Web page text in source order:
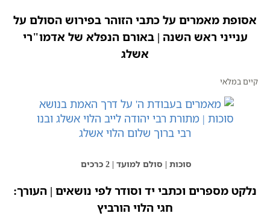
אסופת מאמרים על כתבי הזוהר בפירוש הסולם על
ענייני ראש השנה | באורם הנפלא של אדמו"רי
אשלג
קיים במלאי
סוכות | סולם למועד | 2 כרכים
נלקט מספרים וכתבי יד וסודר לפי נושאים | העורך:
חגי הלוי הורביץ